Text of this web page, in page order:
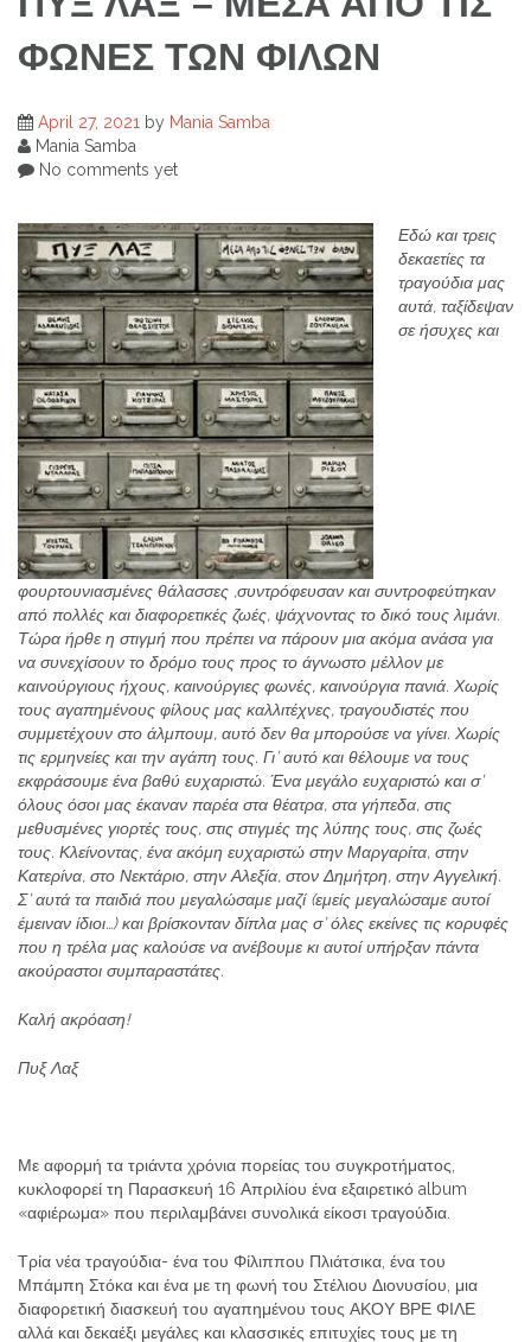
ΦΩΝΕΣ ΤΩΝ ΦΙΛΩΝ
April 27, 2021 by Mania Samba
Mania Samba
No comments yet
Εδώ και τρεις
δεκαετίες τα
τραγούδια μας
αυτά, ταξίδεψαν
σε ήσυχες και
φουρτουνιασμένες θάλασσες ,συντρόφευσαν και συντροφεύτηκαν
από πολλές και διαφορετικές ζωές, ψάχνοντας το δικό τους λιμάνι.
Τώρα ήρθε η στιγμή που πρέπει να πάρουν μια ακόμα ανάσα για
να συνεχίσουν το δρόμο τους προς το άγνωστο μέλλον με
καινούργιους ήχους, καινούργιες φωνές, καινούργια πανιά. Χωρίς
τους αγαπημένους φίλους μας καλλιτέχνες, τραγουδιστές που
συμμετέχουν στο άλμπουμ, αυτό δεν θα μπορούσε να γίνει. Χωρίς
τις ερμηνείες και την αγάπη τους. Γι’ αυτό και θέλουμε να τους
εκφράσουμε ένα βαθύ ευχαριστώ. Ένα μεγάλο ευχαριστώ και σ’
όλους όσοι μας έκαναν παρέα στα θέατρα, στα γήπεδα, στις
μεθυσμένες γιορτές τους, στις στιγμές της λύπης τους, στις ζωές
τους. Κλείνοντας, ένα ακόμη ευχαριστώ στην Μαργαρίτα, στην
Κατερίνα, στο Νεκτάριο, στην Αλεξία, στον Δημήτρη, στην Αγγελική.
Σ’ αυτά τα παιδιά που μεγαλώσαμε μαζί (εμείς μεγαλώσαμε αυτοί
έμειναν ίδιοι…) και βρίσκονταν δίπλα μας σ’ όλες εκείνες τις κορυφές
που η τρέλα μας καλούσε να ανέβουμε κι αυτοί υπήρξαν πάντα
ακούραστοι συμπαραστάτες.
Καλή ακρόαση!
Πυξ Λαξ
Με αφορμή τα τριάντα χρόνια πορείας του συγκροτήματος,
κυκλοφορεί τη Παρασκευή 16 Απριλίου ένα εξαιρετικό album
«αφιέρωμα» που περιλαμβάνει συνολικά είκοσι τραγούδια.
Τρία νέα τραγούδια- ένα του Φίλιππου Πλιάτσικα, ένα του
Μπάμπη Στόκα και ένα με τη φωνή του Στέλιου Διονυσίου, μια
διαφορετική διασκευή του αγαπημένου τους ΑΚΟΥ ΒΡΕ ΦΙΛΕ
αλλά και δεκαέξι μεγάλες και κλασσικές επιτυχίες τους με τη